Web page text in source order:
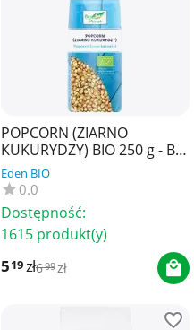
POPCORN (ZIARNO
KUKURYDZY) BIO 250 g - BIO
PLANET
Eden BIO
0.0
Dostępność:
1615 produkt(y)
519zł699zł